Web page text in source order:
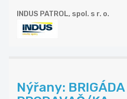
INDUS PATROL, spol. s r. o.
Nýřany: BRIGÁDA